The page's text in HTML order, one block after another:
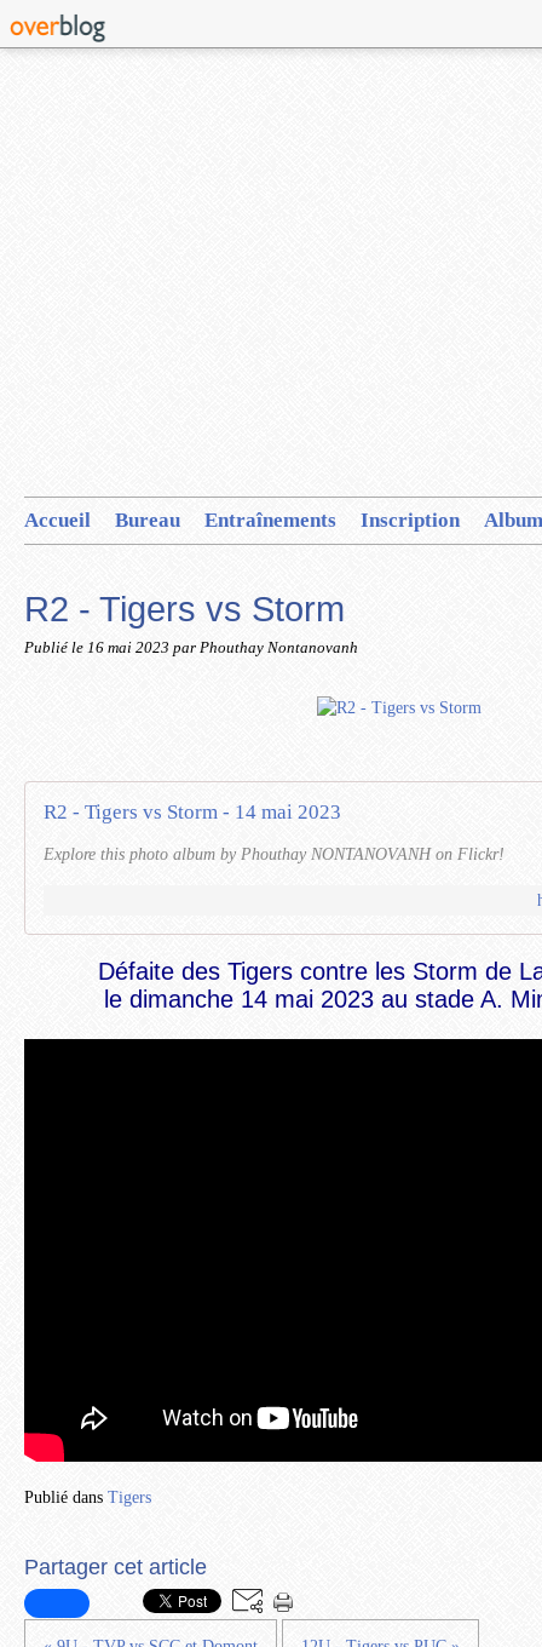
Accueil Bureau Entraînements Inscription
R2 - Tigers vs Storm
Publié le 16 mai 2023 par Phouthay Nontanovanh
R2 - Tigers vs Storm - 14 mai 2023
Explore this photo album by Phouthay NONTANOVANH on Flickr!
Défaite des Tigers contre les Storm de
le dimanche 14 mai 2023 au stade A.
Publié dans Tigers
Partager cet article